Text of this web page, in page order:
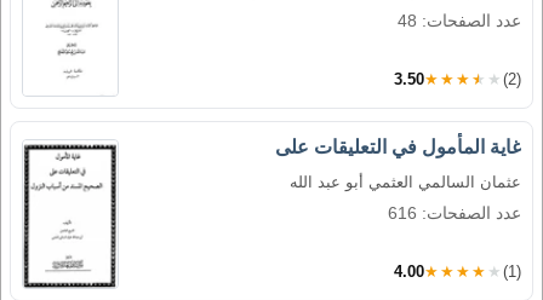
عدد الصفحات: 48
3.50★★★★★ (2)
غاية المأمول في التعليقات على
عثمان السالمي العثمي أبو عبد الله
عدد الصفحات: 616
4.00★★★★★ (1)